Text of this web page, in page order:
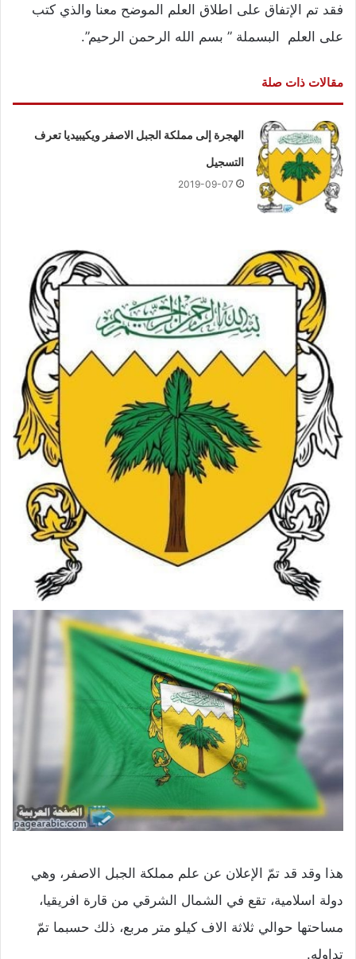
فقد تم الإتفاق على اطلاق العلم الموضح معنا والذي كتب
على العلم البسملة ” بسم الله الرحمن الرحيم”.
مقالات ذات صلة
الهجرة إلى مملكة الجبل الاصفر ويكيبيديا تعرف
التسجيل
2019-09-07
هذا وقد قد تمّ الإعلان عن علم مملكة الجبل الاصفر، وهي
دولة اسلامية، تقع في الشمال الشرقي من قارة افريقيا،
مساحتها حوالي ثلاثة الاف كيلو متر مربع، ذلك حسبما تمّ
تداوله.